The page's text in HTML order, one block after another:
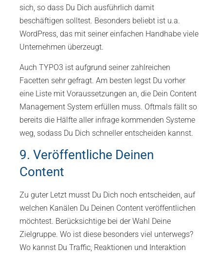
sich, so dass Du Dich ausführlich damit
beschäftigen solltest. Besonders beliebt ist u.a.
WordPress, das mit seiner einfachen Handhabe viele
Unternehmen überzeugt.
Auch TYPO3 ist aufgrund seiner zahlreichen
Facetten sehr gefragt. Am besten legst Du vorher
eine Liste mit Voraussetzungen an, die Dein Content
Management System erfüllen muss. Oftmals fällt so
bereits die Hälfte aller infrage kommenden Systeme
weg, sodass Du Dich schneller entscheiden kannst.
9. Veröffentliche Deinen
Content
Zu guter Letzt musst Du Dich noch entscheiden, auf
welchen Kanälen Du Deinen Content veröffentlichen
möchtest. Berücksichtige bei der Wahl Deine
Zielgruppe. Wo ist diese besonders viel unterwegs?
Wo kannst Du Traffic, Reaktionen und Interaktion